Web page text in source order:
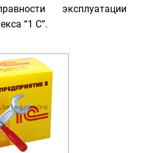
эксплуатации
“1 С”.